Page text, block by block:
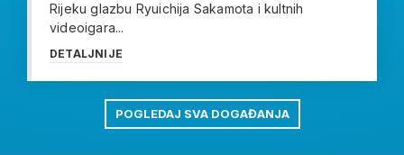
Rijeku glazbu Ryuichija Sakamota i kultnih
videoigara...
DETALJNIJE
POGLEDAJ SVA DOGAĐANJA